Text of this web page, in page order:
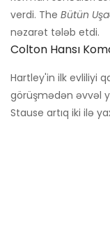
verdi. The Bütün
nəzarət tələb etdi.
Colton Hansı
Hartley'in ilk evliliyi
görüşmədən əvvəl
Stause artıq iki ilə